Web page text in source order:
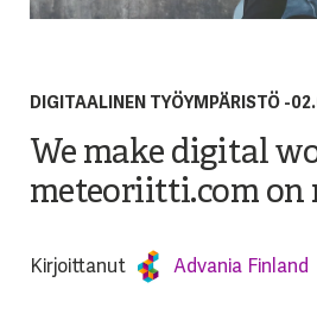
DIGITAALINEN TYÖYMPÄRISTÖ -
We make digital
meteoriitti.com
Kirjoittanut Advania Finland